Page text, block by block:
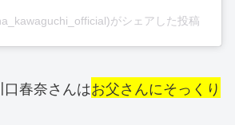
がシェアした投稿
春奈さんはお父さんにそっくり